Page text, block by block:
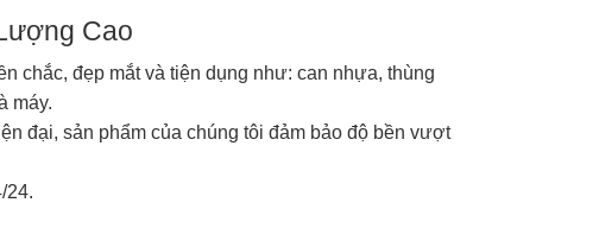
Cao
chắc, đẹp mắt và tiện dụng như: can nhựa, thùng
máy.
đại, sản phẩm của chúng tôi đảm bảo độ bền vượt
24.